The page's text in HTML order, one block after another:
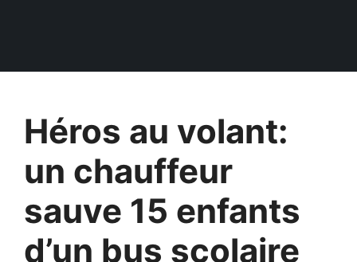
Héros au volant:
un chauffeur
sauve 15 enfants
d’un bus scolaire